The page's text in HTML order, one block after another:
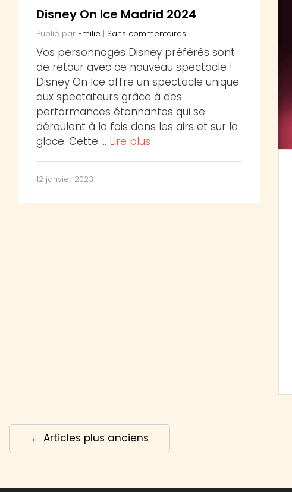
Disney On Ice Madrid 2024
Publié par Emilie | Sans commentaires
Vos personnages Disney préférés sont
de retour avec ce nouveau spectacle !
Disney On Ice offre un spectacle unique
aux spectateurs grâce à des
performances étonnantes qui se
déroulent à la fois dans les airs et sur la
glace. Cette … Lire plus
12 janvier 2023
← Articles plus anciens